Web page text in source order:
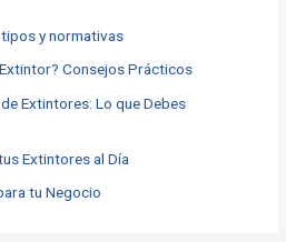
y normativas
Consejos Prácticos
Extintores: Lo que Debes
Extintores al Día
tu Negocio